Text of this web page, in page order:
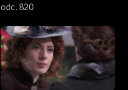
odc. 820